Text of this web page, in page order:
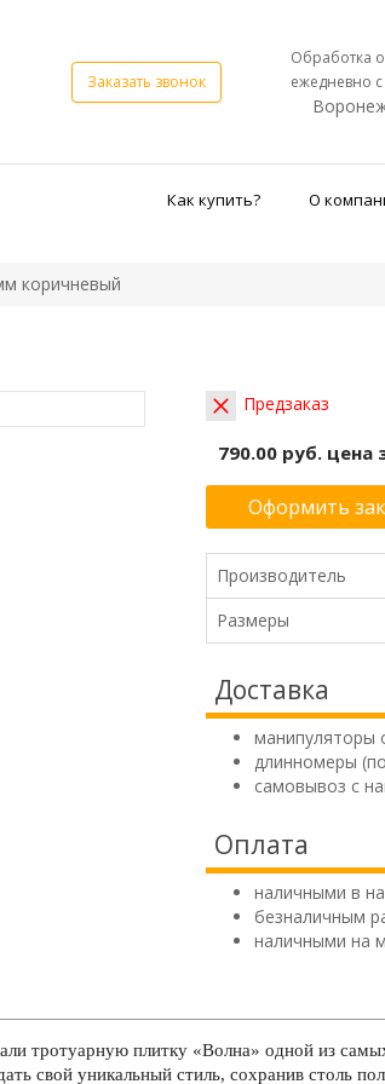
Заказать звонок
Обработка
ежедневно
Как купить? О
коричневый
Предзаказ
790.00 руб. цена
Оформить
Производитель
Размеры
Доставка
манипуляторы
длинномеры
самовывоз с
Оплата
наличными в
безналичным
наличными на
тротуарную плитку «Волна» одной из
свой уникальный стиль, сохранив столь